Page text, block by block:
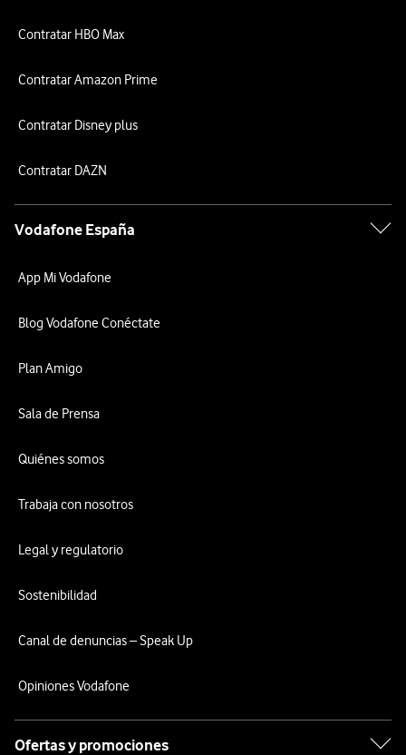
Contratar HBO Max
Contratar Amazon Prime
Contratar Disney plus
Contratar DAZN
Vodafone España
App Mi Vodafone
Blog Vodafone Conéctate
Plan Amigo
Sala de Prensa
Quiénes somos
Trabaja con nosotros
Legal y regulatorio
Sostenibilidad
Canal de denuncias – Speak Up
Opiniones Vodafone
Ofertas y promociones